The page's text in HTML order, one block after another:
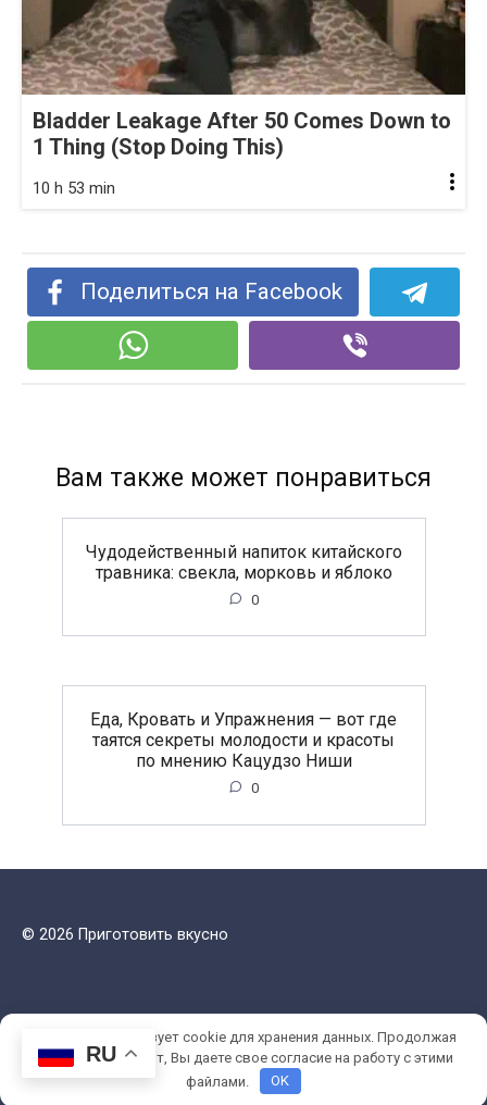
Bladder Leakage After 50 Comes Down to
1 Thing (Stop Doing This)
10 h 53 min
Поделиться на Facebook
Вам также может понравиться
Чудодейственный напиток китайского
травника: свекла, морковь и яблоко
0
Еда, Кровать и Упражнения — вот где
таятся секреты молодости и красоты
по мнению Кацудзо Ниши
0
© 2026 Приготовить вкусно
RU
Этот сайт использует cookie для хранения данных. Продолжая
использовать сайт, Вы даете свое согласие на работу с этими
файлами.
OK